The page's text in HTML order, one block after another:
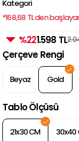
Kategori
*168,68 TL den
%221.598 TL
Çerçeve Rengi
Beyaz Gold
Tablo Ölçüsü
21x30 CM 30x40